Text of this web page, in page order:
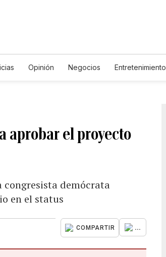
Opinión Negocios Entretenimiento
aprobar el proyecto
congresista demócrata
en el status
COMPARTIR ...